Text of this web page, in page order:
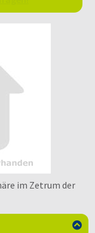
im Zetrum der
